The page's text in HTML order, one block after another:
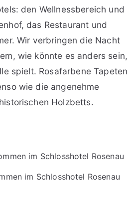
den Wellnessbereich und
das Restaurant und
Wir verbringen die Nacht
wie könnte es anders sein,
spielt. Rosafarbene Tapeten
wie die angenehme
Holzbetts.
im Schlosshotel Rosenau